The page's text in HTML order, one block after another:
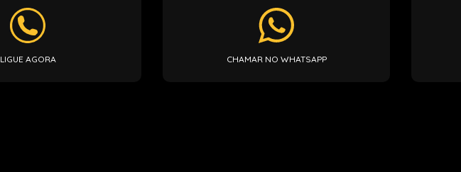
LIGUE AGORA CHAMAR NO WHATSAPP